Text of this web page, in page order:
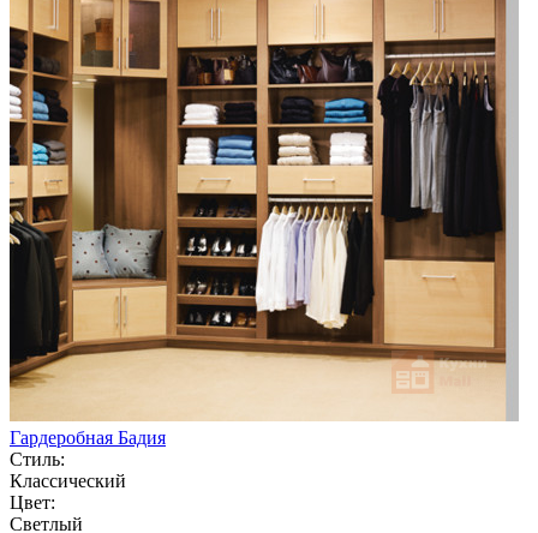
Гардеробная Бадия
Стиль:
Классический
Цвет:
Светлый